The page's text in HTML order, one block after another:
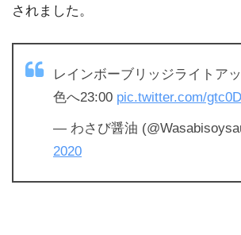
されました。
レインボーブリッジライトア
色へ23:00 pic.twitter.com/
— わさび醤油
2020